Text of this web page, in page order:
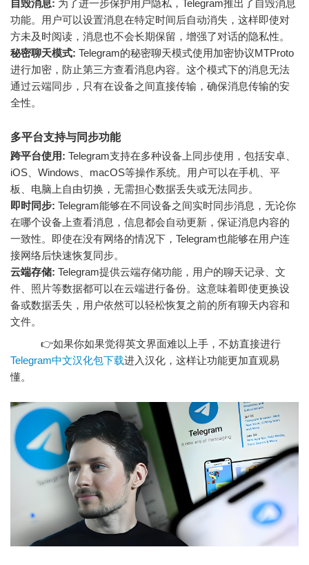
自毁消息: 为了进一步保护用户隐私，Telegram推出了自毁消息
功能。用户可以设置消息在特定时间后自动消失，这样即使对
方未及时阅读，消息也不会长期保留，增强了对话的隐私性。
秘密聊天模式: Telegram的秘密聊天模式使用加密协议MTProto
进行加密，防止第三方查看消息内容。这个模式下的消息无法
通过云端同步，只有在设备之间直接传输，确保消息传输的安
全性。
多平台支持与同步功能
跨平台使用: Telegram支持在多种设备上同步使用，包括安卓、
iOS、Windows、macOS等操作系统。用户可以在手机、平
板、电脑上自由切换，无需担心数据丢失或无法同步。
即时同步: Telegram能够在不同设备之间实时同步消息，无论你
在哪个设备上查看消息，信息都会自动更新，保证消息内容的
一致性。即使在没有网络的情况下，Telegram也能够在用户连
接网络后快速恢复同步。
云端存储: Telegram提供云端存储功能，用户的聊天记录、文
件、照片等数据都可以在云端进行备份。这意味着即使更换设
备或数据丢失，用户依然可以轻松恢复之前的所有聊天内容和
文件。
👉如果你如果觉得英文界面难以上手，不妨直接进行
Telegram中文汉化包下载进入汉化，这样让功能更加直观易
懂。